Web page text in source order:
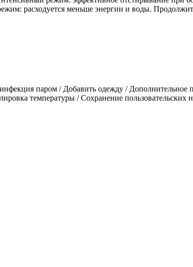
расходуется меньше энергии и воды.
паром / Добавить одежду / Дополнительное
температуры / Сохранение пользовательских